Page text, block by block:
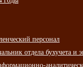
персонал
отдела бухучета и